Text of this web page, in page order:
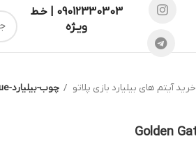
09012330303 | خـط
ویـژه
خرید آیتم های بیلیارد بازی پلاتو چوب-بیلیارد-Golden Gate Cue